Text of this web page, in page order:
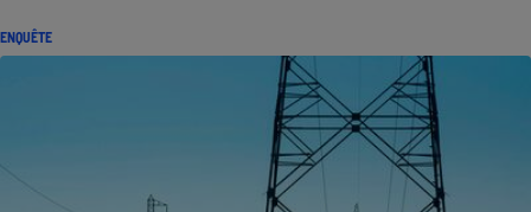
ENQUÊTE